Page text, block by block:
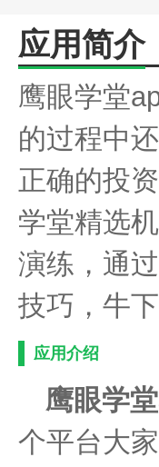
应用简介
鹰眼学堂
的过程中
正确的投
学堂精选
演练，通
技巧，牛
应用介绍
鹰眼学
个平台大